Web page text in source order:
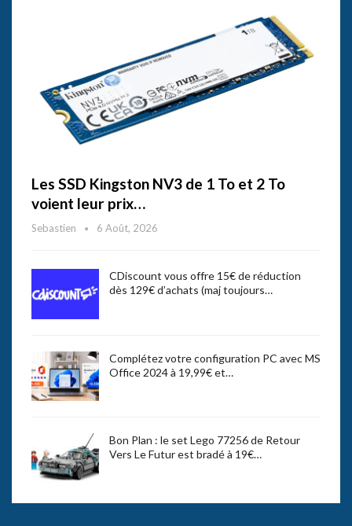
Les SSD Kingston NV3 de 1 To et 2 To
voient leur prix…
Sebastien 6 Août, 2026
CDiscount vous offre 15€ de réduction
dès 129€ d’achats (maj toujours…
Complétez votre configuration PC avec MS
Office 2024 à 19,99€ et…
Bon Plan : le set Lego 77256 de Retour
Vers Le Futur est bradé à 19€…